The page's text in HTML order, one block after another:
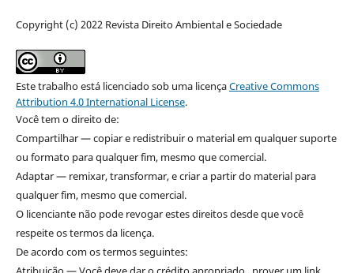
Copyright (c) 2022 Revista Direito Ambiental e Sociedade
Este trabalho está licenciado sob uma licençaCreative Commons
Attribution 4.0 International License.
Você tem o direito de:
Compartilhar — copiar e redistribuir o material em qualquer suporte
ou formato para qualquer fim, mesmo que comercial.
Adaptar — remixar, transformar, e criar a partir do material para
qualquer fim, mesmo que comercial.
O licenciante não pode revogar estes direitos desde que você
respeite os termos da licença.
De acordo com os termos seguintes: